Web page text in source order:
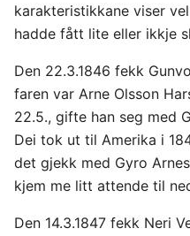
karakteristikkane viser
hadde fått lite eller ikkje
Den 22.3.1846 fekk
faren var Arne Olsson
22.5., gifte han seg med
Dei tok ut til Amerika i
det gjekk med Gyro
kjem me litt attende til
Den 14.3.1847 fekk Neri